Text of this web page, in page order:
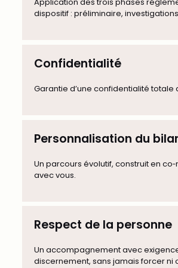
Application des trois phases
dispositif : préliminaire,
Confidentialité
Garantie d’une confidentialité totale
Personnalisation du
Un parcours évolutif, construit en
avec vous.
Respect de la personne
Un accompagnement avec
discernement, sans jamais forcer ni